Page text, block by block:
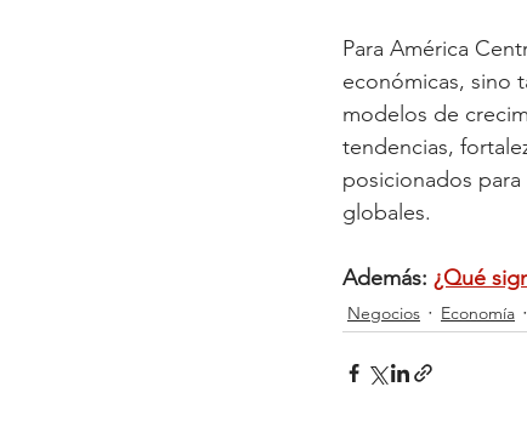
Para América
económicas, sino
modelos de
tendencias,
posicionados
globales.
Además: ¿Qué
Negocios Economía